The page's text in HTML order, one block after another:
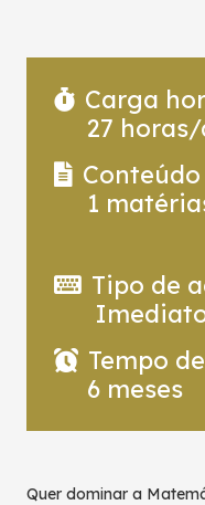
Carga
27
Conteúdo
1
Tipo de
Tempo
6 meses
Quer dominar a